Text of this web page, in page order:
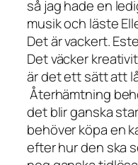
så jag hade en
musik och läste
Det är vackert.
Det väcker
är det ett sätt att
Återhämtning
det blir ganska
behöver köpa en
efter hur den ska